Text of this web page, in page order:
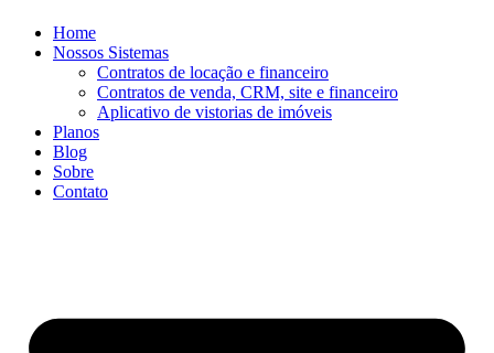
Home
Nossos Sistemas
Contratos de locação e financeiro
Contratos de venda, CRM, site e financeiro
Aplicativo de vistorias de imóveis
Planos
Blog
Sobre
Contato